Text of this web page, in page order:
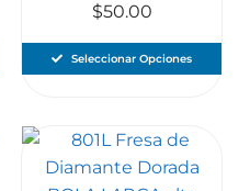
$50.00
Seleccionar Opciones